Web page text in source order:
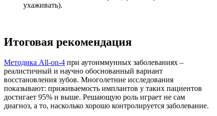
ухаживать).
Итоговая рекомендация
Методика All-on-4 при аутоиммунных заболеваниях –
реалистичный и научно обоснованный вариант
восстановления зубов. Многолетние исследования
показывают: приживаемость имплантов у таких пациентов
достигает 95% и выше. Решающую роль играет не сам
диагноз, а то, насколько хорошо контролируется заболевание.